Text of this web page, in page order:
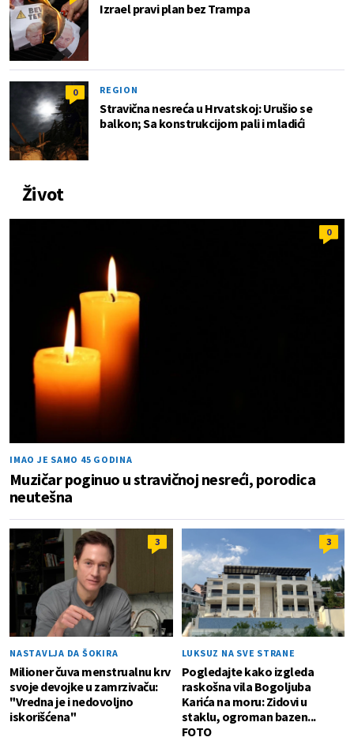
Izrael pravi plan bez Trampa
0 REGION
Stravična nesreća u Hrvatskoj: Urušio se
balkon; Sa konstrukcijom pali i mladići
Život
0
IMAO JE SAMO 45 GODINA
Muzičar poginuo u stravičnoj nesreći, porodica
neutešna
3
NASTAVLJA DA ŠOKIRA
Milioner čuva menstrualnu krv
svoje devojke u zamrzivaču:
"Vredna je i nedovoljno
iskorišćena"
3
LUKSUZ NA SVE STRANE
Pogledajte kako izgleda
raskošna vila Bogoljuba
Karića na moru: Zidovi u
staklu, ogroman bazen...
FOTO